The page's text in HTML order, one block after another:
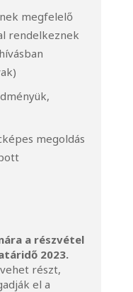
megfelelő
rendelkeznek
megoldás
a részvétel
2023.
részt,
el a